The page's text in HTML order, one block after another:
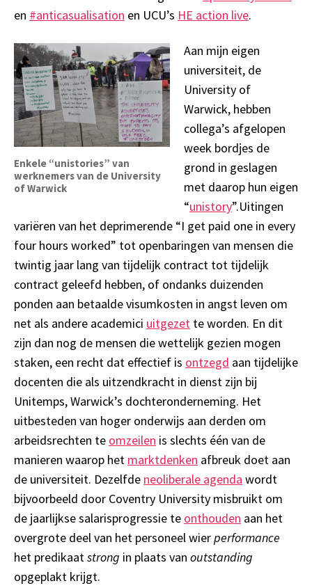
en #anticasualisation en UCU’s HE action live.
Enkele “unistories” van
werknemers van de University
of Warwick
Aan mijn eigen
universiteit, de
University of
Warwick, hebben
collega’s afgelopen
week bordjes de
grond in geslagen
met daarop hun eigen
“unistory”.Uitingen
variëren van het deprimerende “I get paid one in every
four hours worked” tot openbaringen van mensen die
twintig jaar lang van tijdelijk contract tot tijdelijk
contract geleefd hebben, of ondanks duizenden
ponden aan betaalde visumkosten in angst leven om
net als andere academici uitgezet te worden. En dit
zijn dan nog de mensen die wettelijk gezien mogen
staken, een recht dat effectief is ontzegd aan tijdelijke
docenten die als uitzendkracht in dienst zijn bij
Unitemps,Warwick’s dochteronderneming. Het
uitbesteden van hoger onderwijs aan derden om
arbeidsrechten te omzeilen is slechts één van de
manieren waarop het marktdenken afbreuk doet aan
de universiteit. Dezelfde neoliberale agenda wordt
bijvoorbeeld door Coventry University misbruikt om
de jaarlijksesalarisprogressie te onthouden aan het
overgrote deel van het personeel wierperformance
het predikaatstrong in plaats van outstanding
opgeplakt krijgt.